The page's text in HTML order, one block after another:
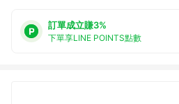
訂單成立賺3%
下單享LINE POINTS點數